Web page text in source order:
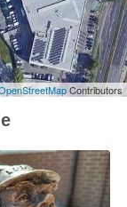
Contributors